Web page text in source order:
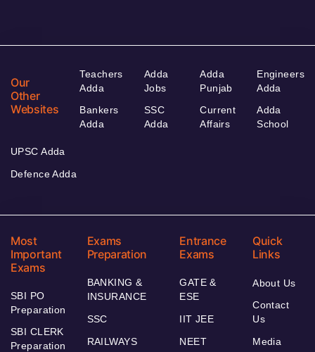
Our
Other
Websites
Teachers
Adda
Bankers
Adda
Adda
Jobs
SSC
Adda
Adda
Punjab
Current
Affairs
Engineers
Adda
Adda
School
UPSC Adda
Defence Adda
Most
Important
Exams
SBI PO
Preparation
SBI CLERK
Preparation
Exams
Preparation
BANKING &
INSURANCE
SSC
RAILWAYS
Entrance
Exams
GATE &
ESE
IIT JEE
NEET
Quick
Links
About Us
Contact
Us
Media